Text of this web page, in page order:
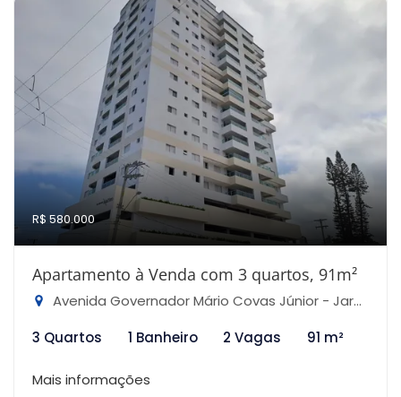
R$ 580.000
Apartamento à Venda com 3 quartos, 91m²
Avenida Governador Mário Covas Júnior - Jardim Praia Grande, Mongaguá-SP
3 Quartos
1 Banheiro 2 Vagas 91 m²
Mais informações